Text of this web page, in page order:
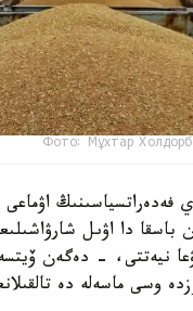
Фото: Мұхтар
اۋماعى
باسقا دا اۋىل
نيەتتى، - دەگەن
وسى ماسەلە دە